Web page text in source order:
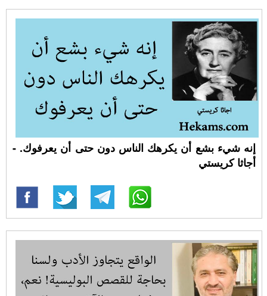
إنه شيء بشع أن يكرهك الناس دون حتى أن يعرفوك. -
أجاثا كريستي